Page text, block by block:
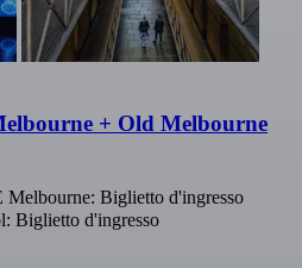
+ Old Melbourne
Biglietto d'ingresso
Biglietto d'ingresso